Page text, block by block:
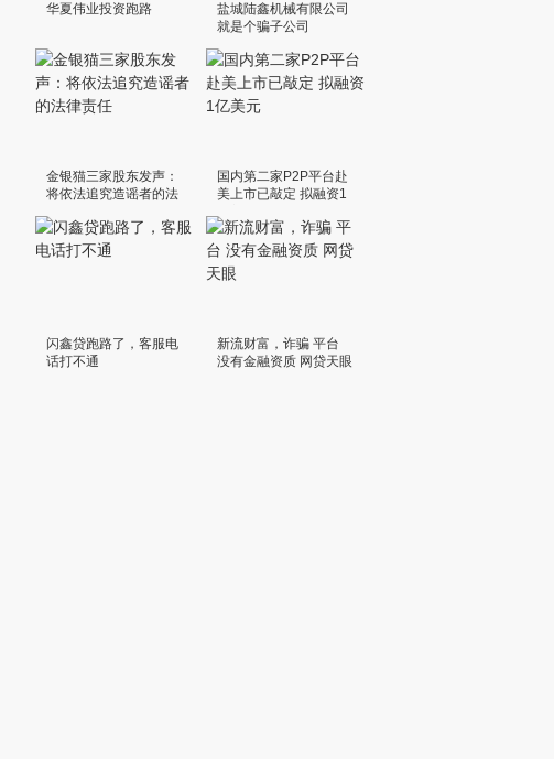
华夏伟业投资跑路
盐城陆鑫机械有限公司
就是个骗子公司
金银猫三家股东发声：
将依法追究造谣者的法
国内第二家P2P平台赴
美上市已敲定 拟融资1
闪鑫贷跑路了，客服电
话打不通
新流财富，诈骗 平台
没有金融资质 网贷天眼